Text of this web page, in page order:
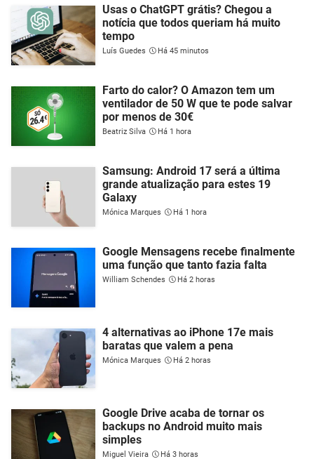
Usas o ChatGPT grátis? Chegou a
notícia que todos queriam há muito
tempo
Luís Guedes Há 45 minutos
Farto do calor? O Amazon tem um
ventilador de 50 W que te pode salvar
por menos de 30€
Beatriz Silva Há 1 hora
Samsung: Android 17 será a última
grande atualização para estes 19
Galaxy
Mónica Marques Há 1 hora
Google Mensagens recebe finalmente
uma função que tanto fazia falta
William Schendes Há 2 horas
4 alternativas ao iPhone 17e mais
baratas que valem a pena
Mónica Marques Há 2 horas
Google Drive acaba de tornar os
backups no Android muito mais
simples
Miguel Vieira Há 3 horas